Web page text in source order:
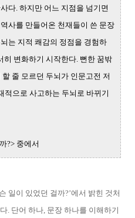
다. 하지만 어느 지점을 넘기면
사를 만들어온 천재들이 쓴 문장
는 지적 쾌감의 정점을 경험하
히 변화하기 시작한다. 뻔한 꿈밖
줄 모르던 두뇌가 인문고전 저
적으로 사고하는 두뇌로 바뀌기
?> 중에서
일이 있었던 걸까?’에서 밝힌 것처
. 단어 하나, 문장 하나를 이해하기